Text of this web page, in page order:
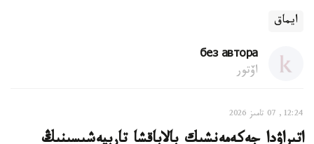
ايماق
без автора
اۆتور
12:24, 07 تامىز 2026